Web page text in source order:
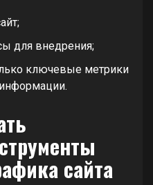
для внедрения;
ключевые метрики
сайта